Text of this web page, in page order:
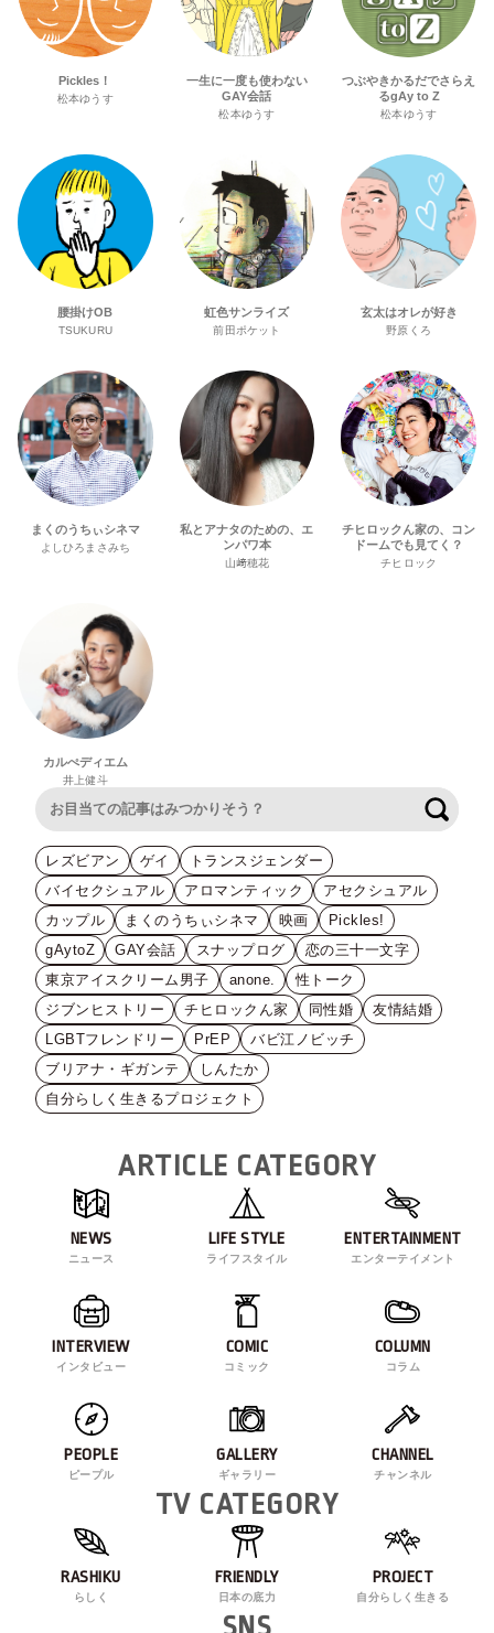
Pickles！
松本ゆうす
一生に一度も使わない
GAY会話
松本ゆうす
つぶやきかるだでさらえ
るgAy to Z
松本ゆうす
腰掛けOB
TSUKURU
虹色サンライズ
前田ポケット
玄太はオレが好き
野原くろ
まくのうちぃシネマ
よしひろまさみち
私とアナタのための、エ
ンパワ本
山﨑穂花
チヒロックん家の、コン
ドームでも見てく？
チヒロック
カルぺディエム
井上健斗
レズビアン ゲイ
トランスジェンダー
バイセクシュアル
アロマンティック
アセクシュアル
カップル
まくのうちぃシネマ 映画
Pickles!
gAytoZ
GAY会話 スナップログ
恋の三十一文字
東京アイスクリーム男子
anone.
性トーク
ジブンヒストリー
チヒロックん家 同性婚
友情結婚
LGBTフレンドリー
PrEP
バビ江ノビッチ
ブリアナ・ギガンテ
しんたか
自分らしく生きるプロジェクト
ARTICLE CATEGORY
NEWS
ニュース
LIFE STYLE
ライフスタイル
ENTERTAINMENT
エンターテイメント
INTERVIEW
インタビュー
COMIC
コミック
COLUMN
コラム
PEOPLE
ピープル
GALLERY
ギャラリー
CHANNEL
チャンネル
TV CATEGORY
RASHIKU
らしく
FRIENDLY
日本の底力
PROJECT
自分らしく生きる